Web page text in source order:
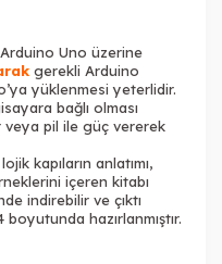
Uno üzerine
gerekli Arduino
yüklenmesi yeterlidir.
bağlı olması
veya pil ile güç vererek
kapıların anlatımı,
içeren kitabı
indirebilir ve çıktı
hazırlanmıştır.